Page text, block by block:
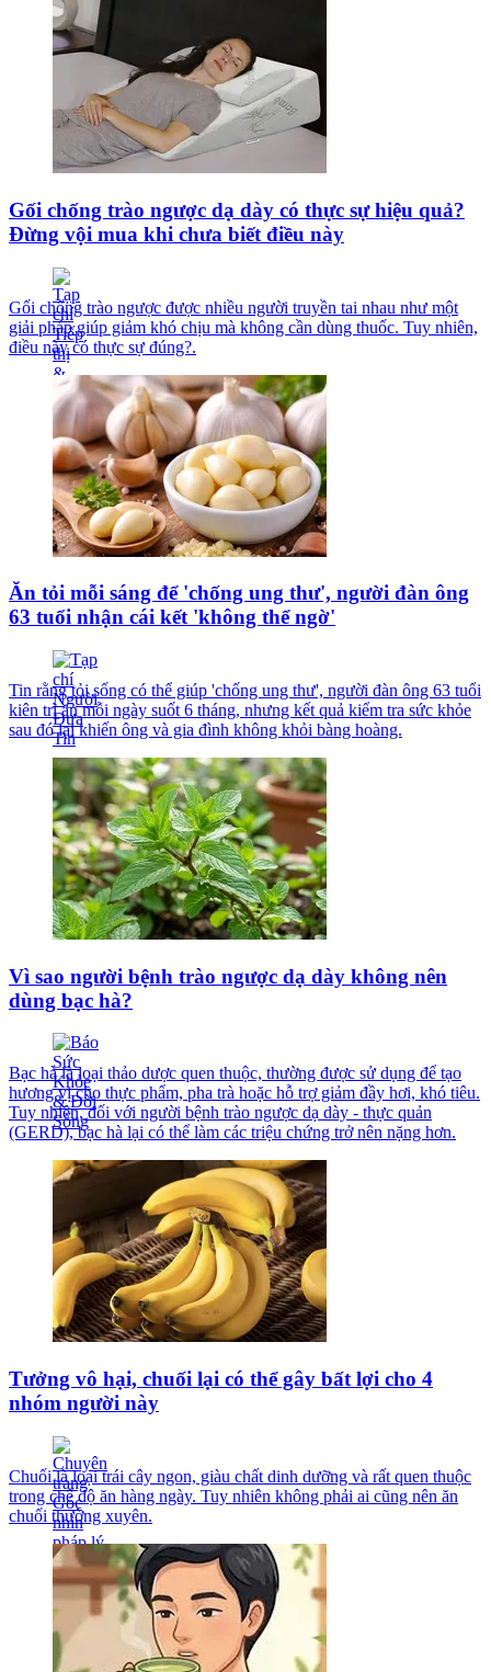
Gối chống trào ngược dạ dày có thực sự hiệu quả?
Đừng vội mua khi chưa biết điều này
Gối chống trào ngược được nhiều người truyền tai nhau như một
giải pháp giúp giảm khó chịu mà không cần dùng thuốc. Tuy nhiên,
điều này có thực sự đúng?.
Ăn tỏi mỗi sáng để 'chống ung thư', người đàn ông
63 tuổi nhận cái kết 'không thể ngờ'
Tin rằng tỏi sống có thể giúp 'chống ung thư', người đàn ông 63 tuổi
kiên trì ăn mỗi ngày suốt 6 tháng, nhưng kết quả kiểm tra sức khỏe
sau đó lại khiến ông và gia đình không khỏi bàng hoàng.
Vì sao người bệnh trào ngược dạ dày không nên
dùng bạc hà?
Bạc hà là loại thảo dược quen thuộc, thường được sử dụng để tạo
hương vị cho thực phẩm, pha trà hoặc hỗ trợ giảm đầy hơi, khó tiêu.
Tuy nhiên, đối với người bệnh trào ngược dạ dày - thực quản
(GERD), bạc hà lại có thể làm các triệu chứng trở nên nặng hơn.
Tưởng vô hại, chuối lại có thể gây bất lợi cho 4
nhóm người này
Chuối là loại trái cây ngon, giàu chất dinh dưỡng và rất quen thuộc
trong chế độ ăn hàng ngày. Tuy nhiên không phải ai cũng nên ăn
chuối thường xuyên.